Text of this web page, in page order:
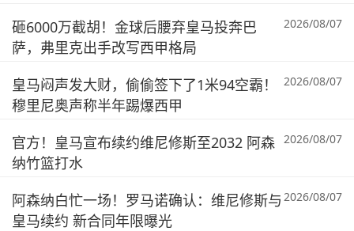
砸6000万截胡！金球后腰弃皇马投奔巴
萨，弗里克出手改写西甲格局
2026/08/07
皇马闷声发大财，偷偷签下了1米94空霸！
穆里尼奥声称半年踢爆西甲
2026/08/07
官方！皇马宣布续约维尼修斯至2032 阿森
纳竹篮打水
2026/08/07
阿森纳白忙一场！罗马诺确认：维尼修斯与
皇马续约 新合同年限曝光
2026/08/07